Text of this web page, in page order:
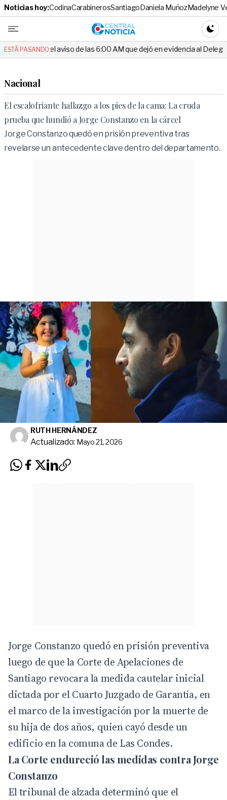
Noticias hoy:CodinaCarabinerosSantiagoDaniela MuñozMadelyne
Central
ESTÁ PASANDO:
el aviso de las 6:00 AM que dejó en evidencia al Delegado
Nacional
El escalofriante hallazgo a los pies de la cama: La cruda
prueba que hundió a Jorge Constanzo en la cárcel
Jorge Constanzo quedó en prisión preventiva tras
revelarse un antecedente clave dentro del departamento.
RUTH HERNÁNDEZ
Actualizado: Mayo 21, 2026
Jorge Constanzo quedó en prisión preventiva
luego de que la Corte de Apelaciones de
Santiago revocara la medida cautelar inicial
dictada por el Cuarto Juzgado de Garantía, en
el marco de la investigación por la muerte de
su hija de dos años, quien cayó desde un
edificio en la comuna de Las Condes.
La Corte endureció las medidas contra Jorge
Constanzo
El tribunal de alzada determinó que el